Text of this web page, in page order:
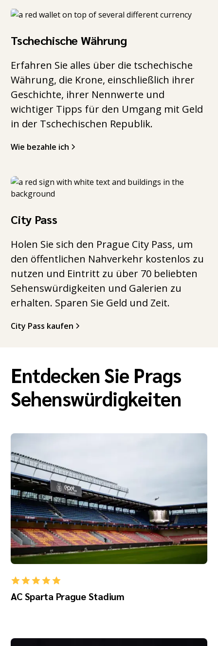
Tschechische Währung
Erfahren Sie alles über die tschechische
Währung, die Krone, einschließlich ihrer
Geschichte, ihrer Nennwerte und
wichtiger Tipps für den Umgang mit Geld
in der Tschechischen Republik.
Wie bezahle ich
City Pass
Holen Sie sich den Prague City Pass, um
den öffentlichen Nahverkehr kostenlos zu
nutzen und Eintritt zu über 70 beliebten
Sehenswürdigkeiten und Galerien zu
erhalten. Sparen Sie Geld und Zeit.
City Pass kaufen
Entdecken Sie Prags
Sehenswürdigkeiten
AC Sparta Prague Stadium